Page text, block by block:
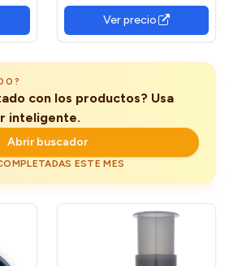
prensa de café con sistema
de filtración de 3 niveles,
cafetera aislada de doble
Ver precio
con los productos? Usa
inteligente.
Abrir buscador
ESTE MES